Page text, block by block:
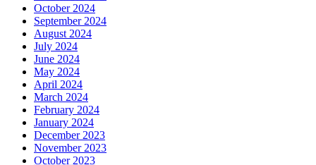
October 2024
September 2024
August 2024
July 2024
June 2024
May 2024
April 2024
March 2024
February 2024
January 2024
December 2023
November 2023
October 2023